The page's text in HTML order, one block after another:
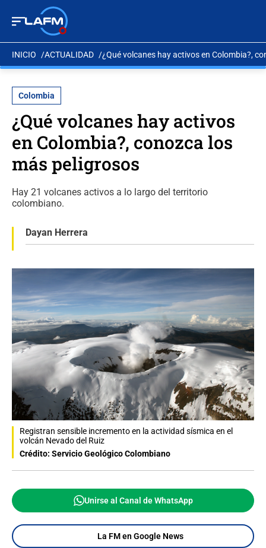
INICIO ACTUALIDAD ¿Qué volcanes hay activos en Colombia?,
Colombia
¿Qué volcanes hay activos
en Colombia?, conozca los
más peligrosos
Hay 21 volcanes activos a lo largo del territorio
colombiano.
Dayan Herrera
Registran sensible incremento en la actividad sísmica en el
volcán Nevado del Ruiz
Crédito: Servicio Geológico Colombiano
Unirse al Canal de WhatsApp
La FM en Google News